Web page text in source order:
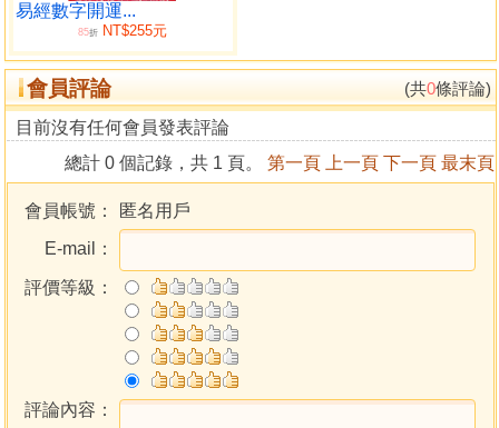
易經數字開運...
85折 NT$255元
會員評論 (共0條評論)
目前沒有任何會員發表評論
總計 0 個記錄，共 1 頁。 第一頁 上一頁 下一頁 最末頁
會員帳號：
匿名用戶
E-mail：
評價等級：
評論內容：